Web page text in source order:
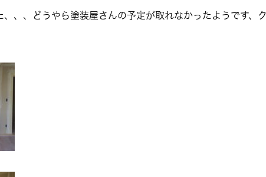
、、どうやら塗装屋さんの予定が取れなかったようです、